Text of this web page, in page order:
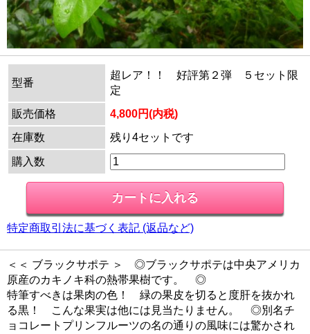
型番
超レア！！ 好評第２弾 ５セット限
定
販売価格
4,800円(内税)
在庫数
残り4セットです
購入数
特定商取引法に基づく表記 (返品など)
＜＜ ブラックサポテ ＞ ◎ブラックサポテは中央アメリカ
原産のカキノキ科の熱帯果樹です。 ◎
特筆すべきは果肉の色！ 緑の果皮を切ると度肝を抜かれ
る黒！ こんな果実は他には見当たりません。 ◎別名チ
ョコレートプリンフルーツの名の通りの風味には驚かされ